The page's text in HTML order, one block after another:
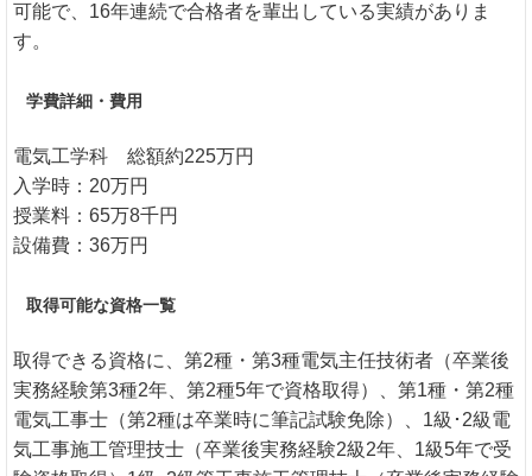
可能で、16年連続で合格者を輩出している実績がありま
す。
学費詳細・費用
電気工学科 総額約225万円
入学時：20万円
授業料：65万8千円
設備費：36万円
取得可能な資格一覧
取得できる資格に、第2種・第3種電気主任技術者（卒業後
実務経験第3種2年、第2種5年で資格取得）、第1種・第2種
電気工事士（第2種は卒業時に筆記試験免除）、1級･2級電
気工事施工管理技士（卒業後実務経験2級2年、1級5年で受